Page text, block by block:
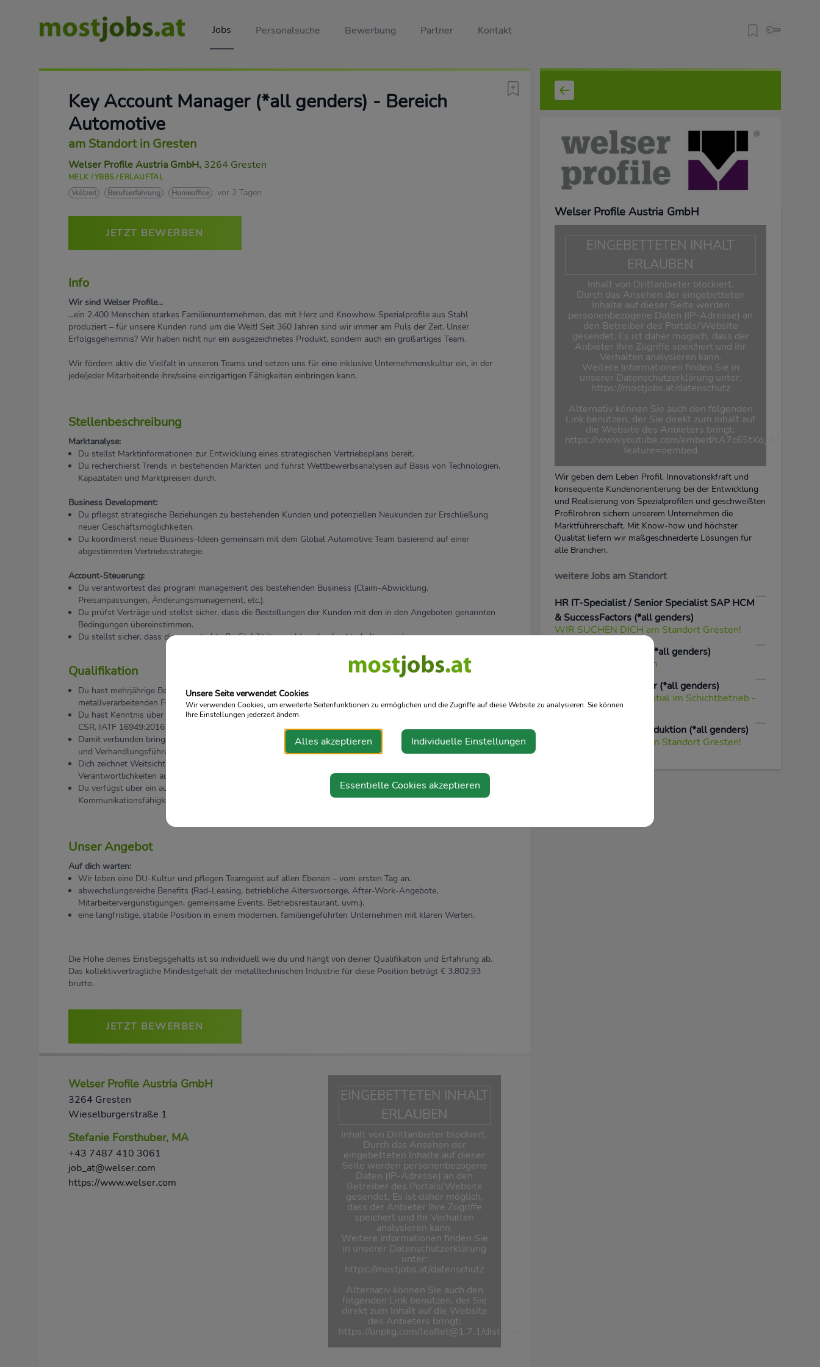
Jobs Personalsuche Bewerbung Partner Kontakt
Key Account Manager (*all genders) - Bereich
Automotive
am Standort in Gresten
Welser Profile Austria GmbH, 3264 Gresten
MELK / YBBS / ERLAUFTAL
Vollzeit
Berufserfahrung Homeoffice vor 2 Tagen
JETZT BEWERBEN
Info
Wir sind Welser Profile...
...ein 2.400 Menschen starkes Familienunternehmen, das mit Herz und Knowhow Spezialprofile aus Stahl
produziert – für unsere Kunden rund um die Welt! Seit 360 Jahren sind wir immer am Puls der Zeit. Unser
Erfolgsgeheimnis? Wir haben nicht nur ein ausgezeichnetes Produkt, sondern auch ein großartiges Team.
Wir fördern aktiv die Vielfalt in unseren Teams und setzen uns für eine inklusive Unternehmenskultur ein, in der
jede/jeder Mitarbeitende ihre/seine einzigartigen Fähigkeiten einbringen kann.
Stellenbeschreibung
Marktanalyse:
Du stellst Marktinformationen zur Entwicklung eines strategischen Vertriebsplans bereit.
Du recherchierst Trends in bestehenden Märkten und führst Wettbewerbsanalysen auf Basis von Technologien,
Kapazitäten und Marktpreisen durch.
Business Development:
Du pflegst strategische Beziehungen zu bestehenden Kunden und potenziellen Neukunden zur Erschließung
neuer Geschäftsmöglichkeiten.
Du koordinierst neue Business-Ideen gemeinsam mit dem Global Automotive Team basierend auf einer
abgestimmten Vertriebsstrategie.
Account-Steuerung:
Du verantwortest das program management des bestehenden Business (Claim-Abwicklung,
Preisanpassungen, Änderungsmanagement, etc.).
Du prüfst Verträge und stellst sicher, dass die Bestellungen der Kunden mit den in den Angeboten genannten
Bedingungen übereinstimmen.
Du stellst sicher, dass die angestrebte Profitabilität erreicht und aufrechterhalten wird.
Qualifikation
Du hast mehrjährige Berufserfahrung im Bereich Sales in der Automobilbranche, idealerweise in der
metallverarbeitenden Fertigungsindustrie.
Du hast Kenntnis über branchenübliche geschäftliche und rechtliche Aspekte des Automobilmarktes (GTCs,
CSR, IATF 16949:2016 usw.).
Damit verbunden bringst du ausgeprägte Kompetenzen in den Bereichen Verkaufstechnik, Beziehungsaufbau
und Verhandlungsführung mit.
Dich zeichnet Weitsicht bei der Erschließung neuer Märkte, Kunden und Produkte unter Berücksichtigung deiner
Verantwortlichkeiten aus.
Du verfügst über ein ausgeprägtes Risikomanagement sowie ausgezeichnete Team- und
Kommunikationsfähigkeiten in Deutsch und Englisch.
Unser Angebot
Auf dich warten:
Wir leben eine DU-Kultur und pflegen Teamgeist auf allen Ebenen – vom ersten Tag an.
abwechslungsreiche Benefits (Rad-Leasing, betriebliche Altersvorsorge, After-Work-Angebote,
Mitarbeitervergünstigungen, gemeinsame Events, Betriebsrestaurant, uvm.).
eine langfristige, stabile Position in einem modernen, familiengeführten Unternehmen mit klaren Werten.
Die Höhe deines Einstiegsgehalts ist so individuell wie du und hängt von deiner Qualifikation und Erfahrung ab.
Das kollektivvertragliche Mindestgehalt der metalltechnischen Industrie für diese Position beträgt € 3.802,93
brutto.
JETZT BEWERBEN
Welser Profile Austria GmbH
3264 Gresten
Wieselburgerstraße 1
Stefanie Forsthuber, MA
+43 7487 410 3061
job_at@welser.com
https://www.welser.com
EINGEBETTETEN INHALT
ERLAUBEN
Inhalt von Drittanbieter blockiert.
Durch das Ansehen der
eingebetteten Inhalte auf dieser
Seite werden personenbezogene
Daten (IP-Adresse) an den
Betreiber des Portals/Website
gesendet. Es ist daher möglich,
dass der Anbieter Ihre Zugriffe
speichert und Ihr Verhalten
analysieren kann.
Weitere Informationen finden Sie
in unserer Datenschutzerklärung
unter:
https://mostjobs.at/datenschutz
Alternativ können Sie auch den
folgenden Link benutzen, der Sie
direkt zum Inhalt auf die Website
des Anbieters bringt:
https://unpkg.com/leaflet@1.7.1/dist/leaflet.js
Welser Profile Austria GmbH
EINGEBETTETEN INHALT
ERLAUBEN
Inhalt von Drittanbieter blockiert.
Durch das Ansehen der eingebetteten
Inhalte auf dieser Seite werden
personenbezogene Daten (IP-Adresse) an
den Betreiber des Portals/Website
gesendet. Es ist daher möglich, dass der
Anbieter Ihre Zugriffe speichert und Ihr
Verhalten analysieren kann.
Weitere Informationen finden Sie in
unserer Datenschutzerklärung unter:
https://mostjobs.at/datenschutz
Alternativ können Sie auch den folgenden
Link benutzen, der Sie direkt zum Inhalt auf
die Website des Anbieters bringt:
https://www.youtube.com/embed/sA7c65tXo_A?
feature=oembed
Wir geben dem Leben Profil. Innovationskfraft und
konsequente Kundenorientierung bei der Entwicklung
und Realisierung von Spezialprofilen und geschweißten
Profilrohren sichern unserem Unternehmen die
Marktführerschaft. Mit Know-how und höchster
Qualität liefern wir maßgeschneiderte Lösungen für
alle Branchen.
weitere Jobs am Standort
HR IT-Specialist / Senior Specialist SAP HCM
& SuccessFactors (*all genders)
WIR SUCHEN DICH am Standort Gresten!
Global Sales Support (*all genders)
am Standort in Gresten
Produktionsmitarbeiter (*all genders)
mit Entwicklungspotential im Schichtbetrieb -
Standort Gresten
Metallfacharbeiter Produktion (*all genders)
WIR SUCHEN DICH am Standort Gresten!
Unsere Seite verwendet Cookies
Wir verwenden Cookies, um erweiterte Seitenfunktionen zu ermöglichen und die Zugriffe auf diese Website zu analysieren. Sie können
Ihre Einstellungen jederzeit ändern.
Alles akzeptieren Individuelle Einstellungen
Essentielle Cookies akzeptieren